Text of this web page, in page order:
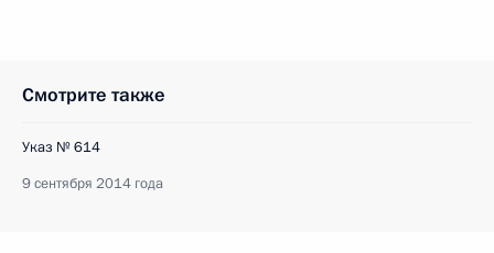
Смотрите также
Указ № 614
9 сентября 2014 года